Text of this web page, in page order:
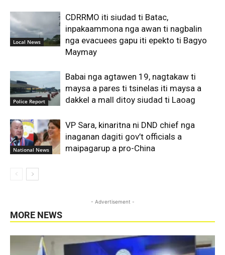
Local News
CDRRMO iti siudad ti Batac,
inpakaammona nga awan ti nagbalin
nga evacuees gapu iti epekto ti Bagyo
Maymay
Police Report
Babai nga agtawen 19, nagtakaw ti
maysa a pares ti tsinelas iti maysa a
dakkel a mall ditoy siudad ti Laoag
National News
VP Sara, kinaritna ni DND chief nga
inaganan dagiti gov’t officials a
maipagarup a pro-China
- Advertisement -
MORE NEWS